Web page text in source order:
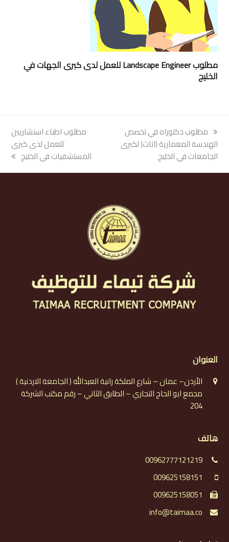
مطلوب Landscape Engineer للعمل لدى كبرى الجهات في
الخليج
previous
post:
مطلوب دكتوراه في تخصص
الهندسة المعمارية (اناث) لكبرى
الجامعات في الخليج
next
مطلوب اطباء استشاريين
للعمل لدى كبرى
المستشفيات في الخليج
العنوان
الأردن– عمان – شارع الملكة رانية العبدالله ( الجامعة الاردنية )
مجمع ابو الحاج التجاري – الطابق الثاني – رقم مكتب الشركة
204
هاتف
00962777121219
009625158151
009625158051
info@taimaa.co